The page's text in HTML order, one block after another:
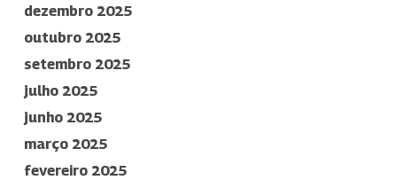
dezembro 2025
outubro 2025
setembro 2025
julho 2025
junho 2025
março 2025
fevereiro 2025